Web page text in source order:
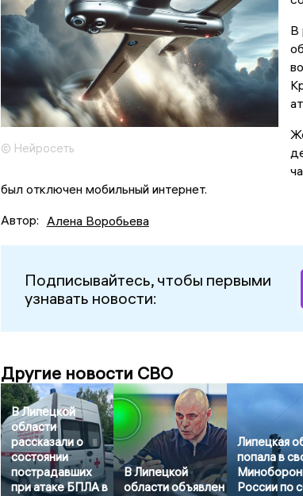
© Нейросеть
В
был отключен мобильный интернет.
Автор: Алена Воробьева
Подписывайтесь, чтобы первыми
узнавать новости:
Другие новости СВО
В Липецкой
области
рассказали о
состоянии
пострадавших
при атаке БПЛА в
В Липецкой
области объявлен
Липецкая
попала в
России по